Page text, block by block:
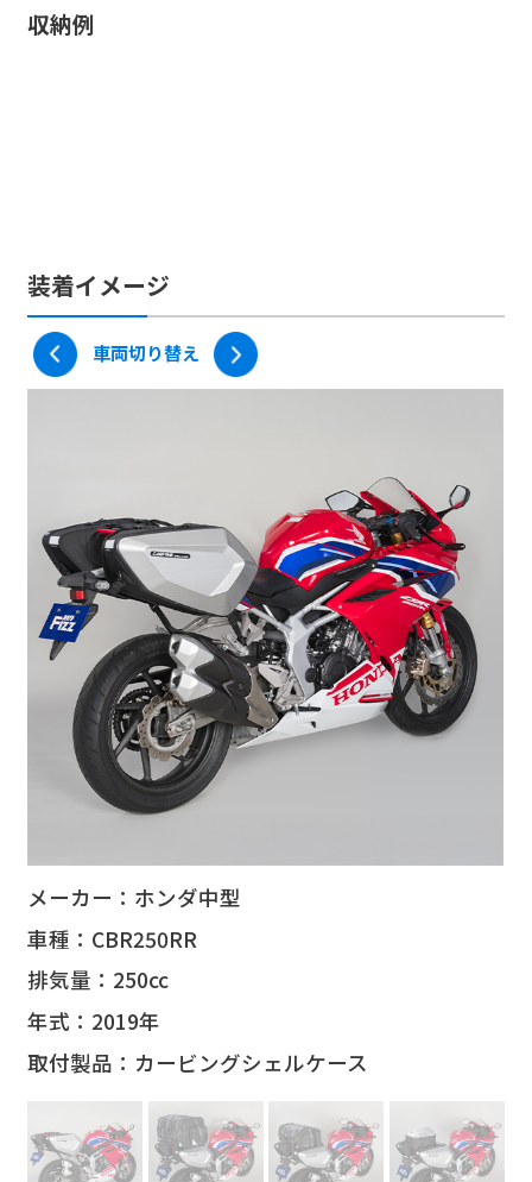
収納例
テールランプを隠さないセフティカット採用
スポーツタイプ車両でもキャンプに行ける！
防水インナーポーチ採用
シッカリ取付けの秘密。イージーベーススリム
マルチフィット3Ｄ機能！
セミハード設計
持ち運び便利！
車両リア周りがスッキリ！
後方リフレクター
装着イメージ
車両切り替え
メーカー：ホンダ中型
車種：CBR250RR
排気量：250cc
年式：2019年
取付製品：カービングシェルケース
メーカー：スズキ大型
車種：KATANA
排気量：1000cc
年式：2019年
取付製品：カービングシェルケース
メーカー：ヤマハ中型
車種：MT-03
排気量：320cc
年式：2020年
取付製品：カービングシェルケース